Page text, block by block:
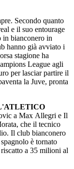
Secondo quanto
e il suo entourage
in bianconero in
hanno già avviato i
stagione ha
League agli
per lasciar partire il
la Juve, pronta
a Max Allegri e Il
che il tecnico
Il club bianconero
è tornato
a 35 milioni al